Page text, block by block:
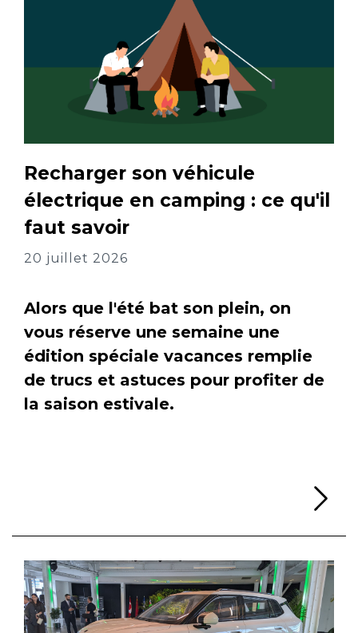
Recharger son véhicule
électrique en camping : ce qu'il
faut savoir
20 juillet 2026
Alors que l'été bat son plein, on
vous réserve une semaine une
édition spéciale vacances remplie
de trucs et astuces pour profiter de
la saison estivale.